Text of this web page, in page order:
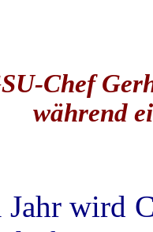
Chef
während
Jahr wird